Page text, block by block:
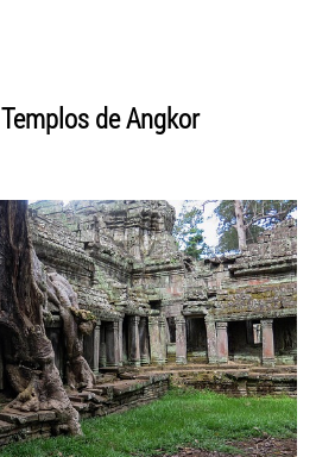
de Angkor
CATEGORÍAS
VISITA EL SITIO WEB